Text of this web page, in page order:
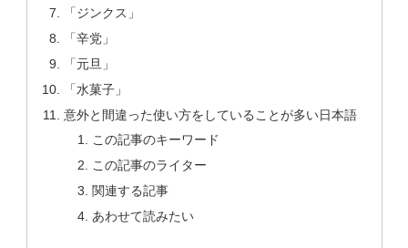
「ジンクス」
「辛党」
「元旦」
「水菓子」
意外と間違った使い方をしていることが多い日本語
この記事のキーワード
この記事のライター
関連する記事
あわせて読みたい